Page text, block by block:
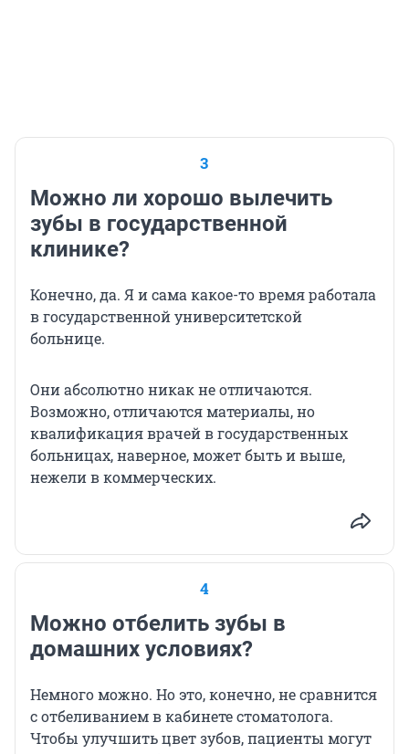
3
Можно ли хорошо вылечить
зубы в государственной
клинике?
Конечно, да. Я и сама какое-то время работала
в государственной университетской
больнице.
Они абсолютно никак не отличаются.
Возможно, отличаются материалы, но
квалификация врачей в государственных
больницах, наверное, может быть и выше,
нежели в коммерческих.
4
Можно отбелить зубы в
домашних условиях?
Немного можно. Но это, конечно, не сравнится
с отбеливанием в кабинете стоматолога.
Чтобы улучшить цвет зубов, пациенты могут